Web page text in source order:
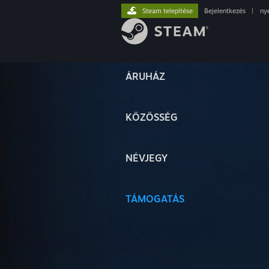
ÁRUHÁZ
KÖZÖSSÉG
NÉVJEGY
TÁMOGATÁS
Steam telepítése Bejelentkezés